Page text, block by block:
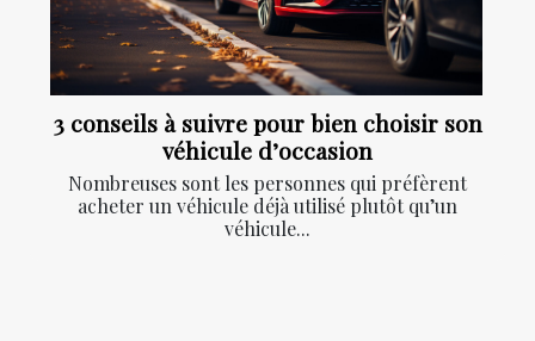
3 conseils à suivre pour bien choisir son
véhicule d’occasion
Nombreuses sont les personnes qui préfèrent
acheter un véhicule déjà utilisé plutôt qu’un
véhicule...